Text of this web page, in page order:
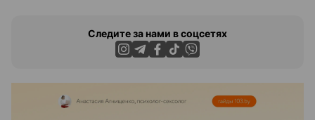
Следите за нами в соцсетях